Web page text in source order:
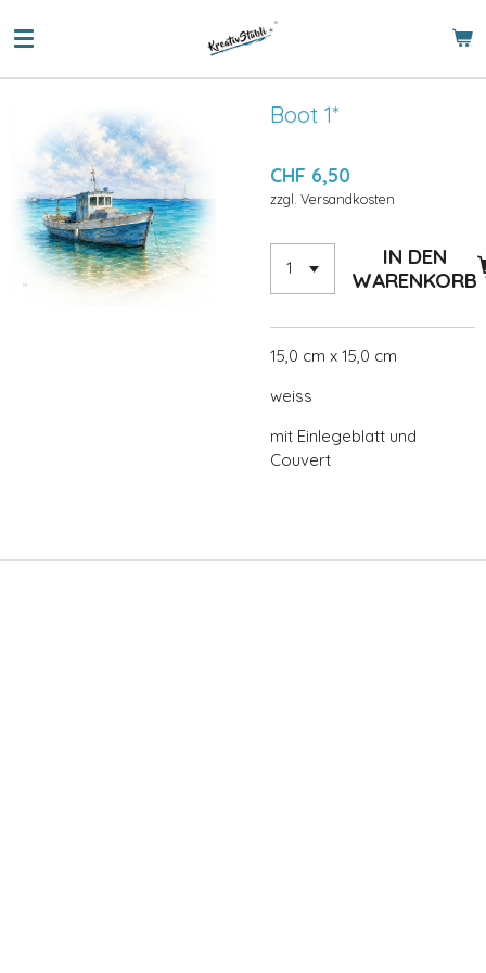
Hauptinhalt
Boot 1*
CHF 6,50
zzgl. Versandkosten
IN DEN
WARENKORB
15,0 cm x 15,0 cm
weiss
mit Einlegeblatt und
Couvert